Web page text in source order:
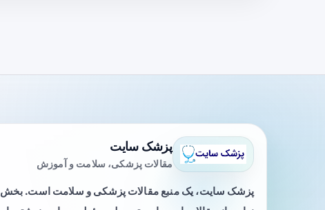
پزشک سایت
مقالات پزشکی، سلامت و آموزش
پزشک سایت، یک منبع مقالات پزشکی و سلامت است. بخش